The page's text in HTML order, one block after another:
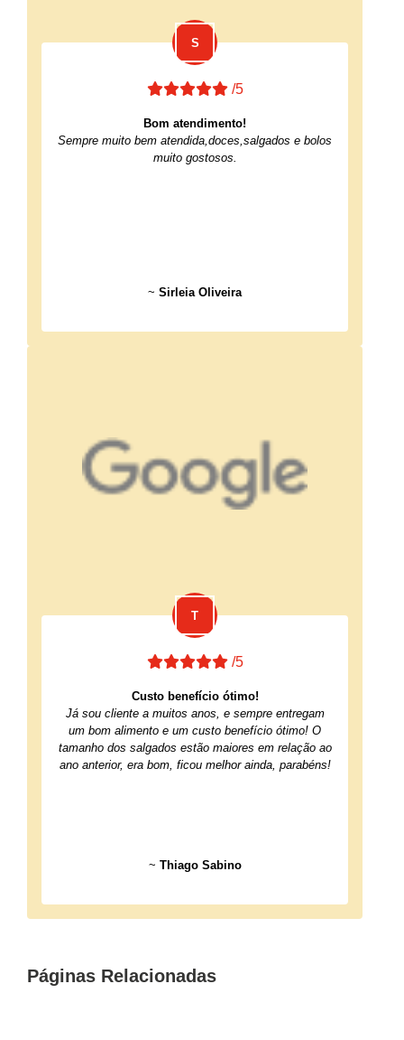
/5
Bom atendimento!
Sempre muito bem atendida,doces,salgados e bolos
muito gostosos.
~ Sirleia Oliveira
/5
Custo benefício ótimo!
Já sou cliente a muitos anos, e sempre entregam
um bom alimento e um custo benefício ótimo! O
tamanho dos salgados estão maiores em relação ao
ano anterior, era bom, ficou melhor ainda, parabéns!
~ Thiago Sabino
Páginas Relacionadas